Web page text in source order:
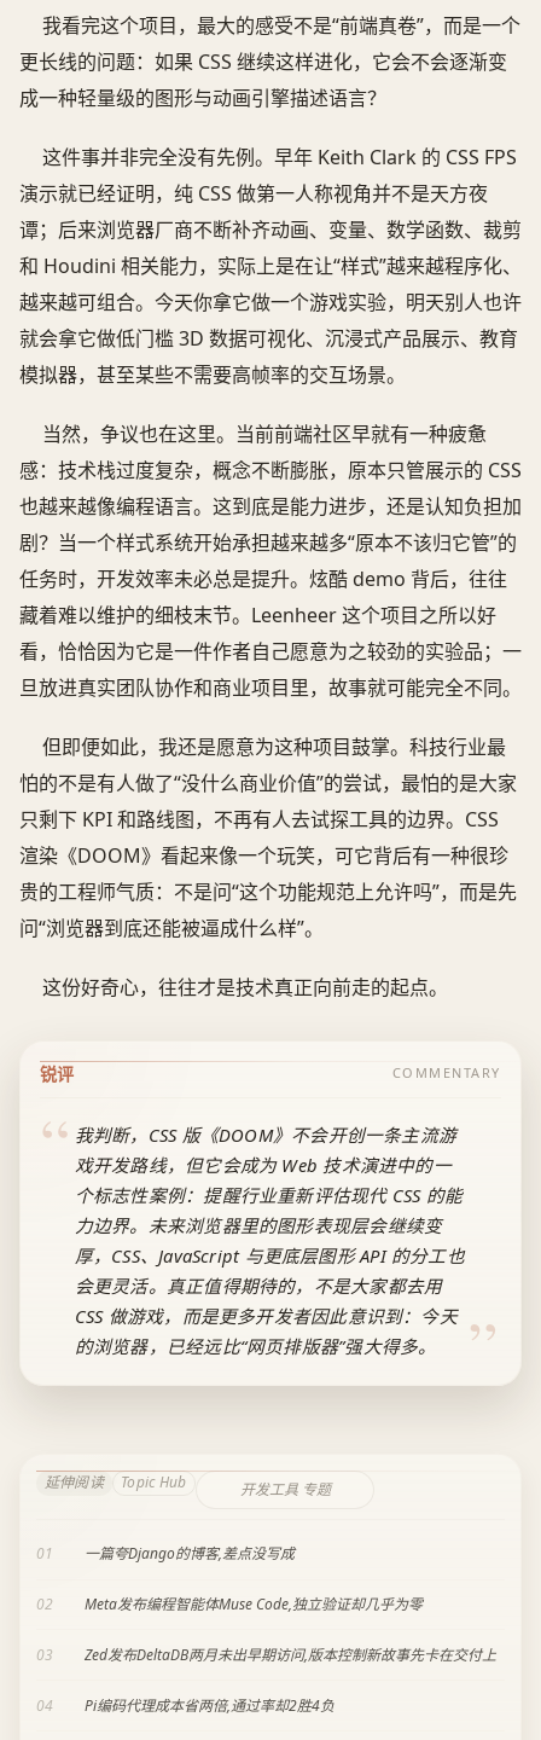
我看完这个项目，最大的感受不是“前端真卷”，而是一个
更长线的问题：如果 CSS 继续这样进化，它会不会逐渐变
成一种轻量级的图形与动画引擎描述语言？
这件事并非完全没有先例。早年 Keith Clark 的 CSS FPS
演示就已经证明，纯 CSS 做第一人称视角并不是天方夜
谭；后来浏览器厂商不断补齐动画、变量、数学函数、裁剪
和 Houdini 相关能力，实际上是在让“样式”越来越程序化、
越来越可组合。今天你拿它做一个游戏实验，明天别人也许
就会拿它做低门槛 3D 数据可视化、沉浸式产品展示、教育
模拟器，甚至某些不需要高帧率的交互场景。
当然，争议也在这里。当前前端社区早就有一种疲惫
感：技术栈过度复杂，概念不断膨胀，原本只管展示的 CSS
也越来越像编程语言。这到底是能力进步，还是认知负担加
剧？当一个样式系统开始承担越来越多“原本不该归它管”的
任务时，开发效率未必总是提升。炫酷 demo 背后，往往
藏着难以维护的细枝末节。Leenheer 这个项目之所以好
看，恰恰因为它是一件作者自己愿意为之较劲的实验品；一
旦放进真实团队协作和商业项目里，故事就可能完全不同。
但即便如此，我还是愿意为这种项目鼓掌。科技行业最
怕的不是有人做了“没什么商业价值”的尝试，最怕的是大家
只剩下 KPI 和路线图，不再有人去试探工具的边界。CSS
渲染《DOOM》看起来像一个玩笑，可它背后有一种很珍
贵的工程师气质：不是问“这个功能规范上允许吗”，而是先
问“浏览器到底还能被逼成什么样”。
这份好奇心，往往才是技术真正向前走的起点。
锐评 COMMENTARY
我判断，CSS 版《DOOM》不会开创一条主流游
戏开发路线，但它会成为 Web 技术演进中的一
个标志性案例：提醒行业重新评估现代 CSS 的能
力边界。未来浏览器里的图形表现层会继续变
厚，CSS、JavaScript 与更底层图形 API 的分工也
会更灵活。真正值得期待的，不是大家都去用
CSS 做游戏，而是更多开发者因此意识到：今天
的浏览器，已经远比“网页排版器”强大得多。
延伸阅读 Topic Hub 开发工具 专题
01 一篇夸Django的博客,差点没写成
02 Meta发布编程智能体Muse Code,独立验证却几乎为零
03 Zed发布DeltaDB两月未出早期访问,版本控制新故事先卡在交付上
04 Pi编码代理成本省两倍,通过率却2胜4负